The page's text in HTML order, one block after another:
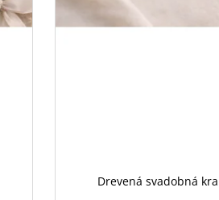
Drevená svadobná